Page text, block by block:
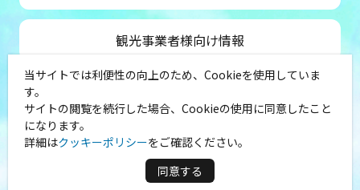
観光事業者様向け情報
公益社団法人神奈川県観光協会
〒231-8521
神奈川県横浜市中区山下町１
（シルクセンター内）
当サイトでは利便性の向上のため、Cookieを使用していま
す。
サイトの閲覧を続行した場合、Cookieの使用に同意したこと
になります。
詳細はクッキーポリシーをご確認ください。
同意する